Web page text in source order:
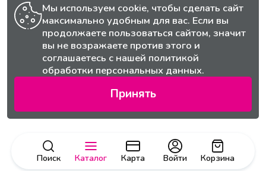
Поиск Каталог Карта Корзина
Войти
Мы используем cookie, чтобы сделать сайт
максимально удобным для вас. Если вы
продолжаете пользоваться сайтом, значит
вы не возражаете против этого и
соглашаетесь с нашей политикой
обработки персональных данных.
Принять